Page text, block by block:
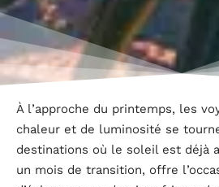
À l’approche du printemps, les
chaleur et de luminosité se
destinations où le soleil est déjà
un mois de transition, offre